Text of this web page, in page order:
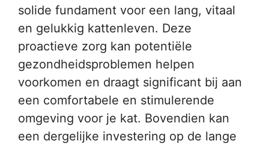
solide fundament voor een lang, vitaal
en gelukkig kattenleven. Deze
proactieve zorg kan potentiële
gezondheidsproblemen helpen
voorkomen en draagt significant bij aan
een comfortabele en stimulerende
omgeving voor je kat. Bovendien kan
een dergelijke investering op de lange